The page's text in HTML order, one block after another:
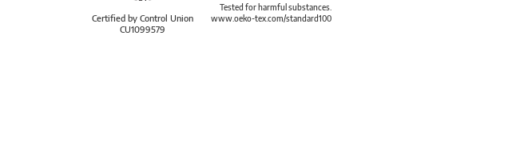
Certified by Control Union
CU1099579
Tested for harmful substances.
www.oeko-tex.com/standard100